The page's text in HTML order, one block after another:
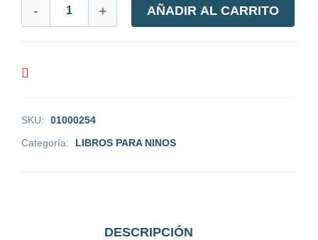
- + AÑADIR AL CARRITO
SKU:
01000254
Categoría:
LIBROS PARA NINOS
DESCRIPCIÓN